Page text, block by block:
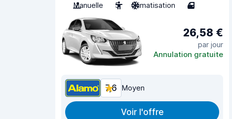
Manuelle
5 Climatisation 4
26,58 €
par jour
Annulation gratuite
7,6 Moyen
Voir l'offre